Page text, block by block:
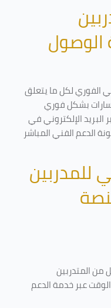
الوصول
الفوري لكل ما يتعلق
بشكل فوري
البريد الإلكتروني في
الدعم الفني المباشر
للمدربين
من المتدربين
عبر خدمة الدعم